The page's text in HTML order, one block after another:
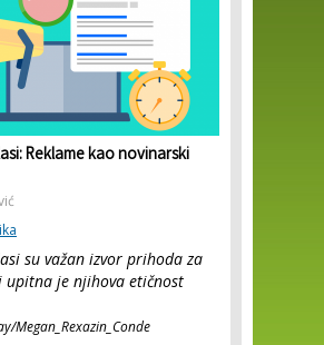
Reklame kao novinarski
su važan izvor prihoda za
upitna je njihova etičnost
Megan_Rexazin_Conde